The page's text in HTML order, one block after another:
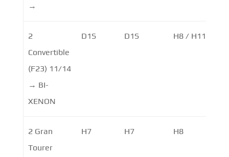
→
2
Convertible
(F23) 11/14
→ BI-
XENON
D1S D1S H8 / H11
2 Gran
Tourer
H7 H7 H8